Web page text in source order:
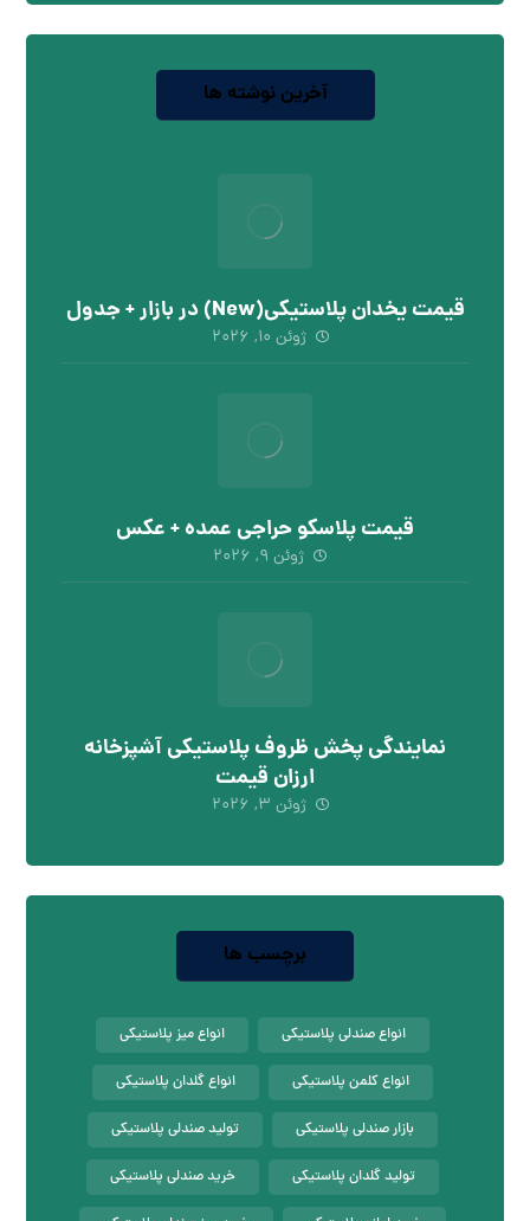
آخرین نوشته ها
قیمت یخدان پلاستیکی(New) در بازار + جدول
ژوئن ۱۰, ۲۰۲۶
قیمت پلاسکو حراجی عمده + عکس
ژوئن ۹, ۲۰۲۶
نمایندگی پخش ظروف پلاستیکی آشپزخانه
ارزان قیمت
ژوئن ۳, ۲۰۲۶
برچسب ها
انواع صندلی پلاستیکی انواع میز پلاستیکی
انواع کلمن پلاستیکی انواع گلدان پلاستیکی
بازار صندلی پلاستیکی تولید صندلی پلاستیکی
تولید گلدان پلاستیکی خرید صندلی پلاستیکی